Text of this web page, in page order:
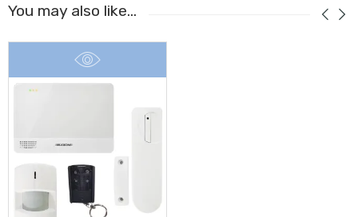
You may also like…